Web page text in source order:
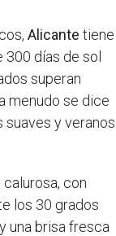
Alicante tiene
300 días de sol
superan
menudo se dice
suaves y veranos
con
los 30 grados
una brisa fresca